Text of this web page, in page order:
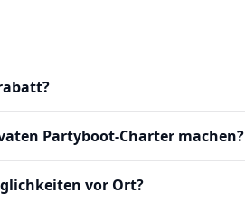
Partyboot-Charter machen?
vor Ort?